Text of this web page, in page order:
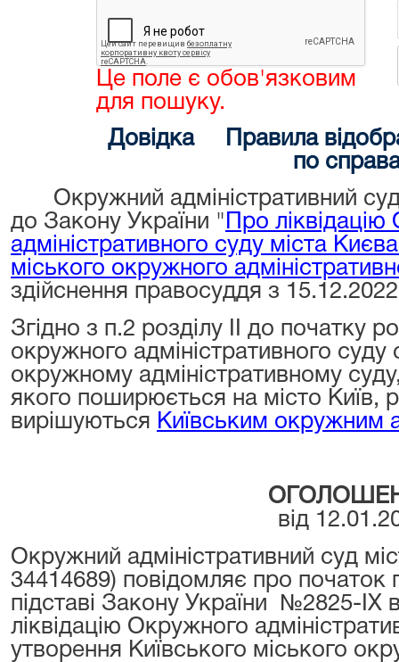
Це поле є обов'язковим
для пошуку.
Довідка
Правила
по
Окружний адміністративний
до Закону України " Про
адміністративного суду міста
міського окружного
здійснення правосуддя з
Згідно з п.2 розділу II до початку
окружного адміністративного суду
окружному адміністративному
якого поширюється на місто Київ,
вирішуються Київським окружним
від
Окружний адміністративний суд
34414689) повідомляє про початок
підставі Закону України №2825-IX
ліквідацію Окружного
утворення Київського міського